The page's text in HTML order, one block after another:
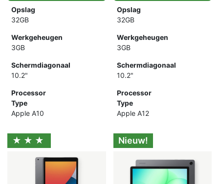
Opslag
32GB
Werkgeheugen
3GB
Schermdiagonaal
10.2"
Processor
Type
Apple A10
Opslag
32GB
Werkgeheugen
3GB
Schermdiagonaal
10.2"
Processor
Type
Apple A12
★★★ Nieuw!